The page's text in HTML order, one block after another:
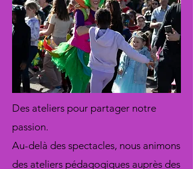
Des ateliers pour partager notre
passion.
Au-delà des spectacles, nous animons
des ateliers pédagogiques auprès des